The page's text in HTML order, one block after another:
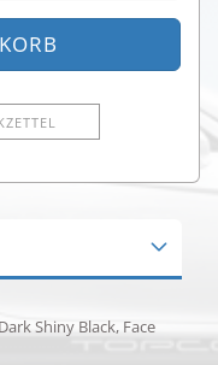
Shiny Black, Face